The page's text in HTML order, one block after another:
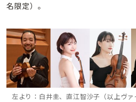
名限定）。
左より：白井圭、直江智沙子（以上ヴ